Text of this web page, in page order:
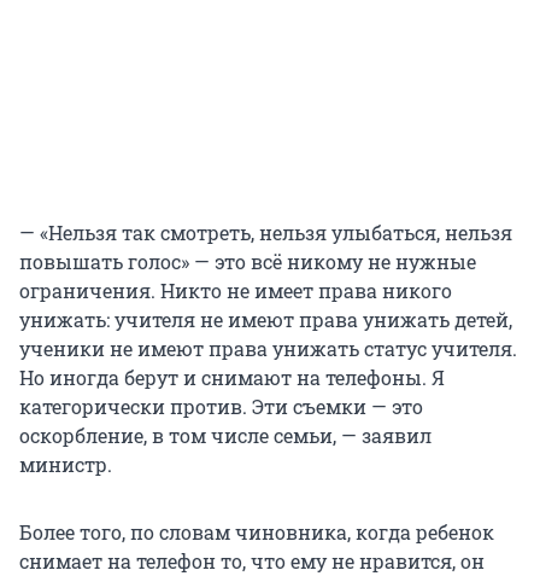
— «Нельзя так смотреть, нельзя улыбаться, нельзя
повышать голос» — это всё никому не нужные
ограничения. Никто не имеет права никого
унижать: учителя не имеют права унижать детей,
ученики не имеют права унижать статус учителя.
Но иногда берут и снимают на телефоны. Я
категорически против. Эти съемки — это
оскорбление, в том числе семьи, — заявил
министр.
Более того, по словам чиновника, когда ребенок
снимает на телефон то, что ему не нравится, он